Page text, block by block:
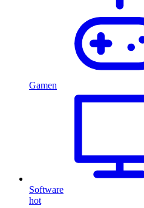
Gamen
Software
hot